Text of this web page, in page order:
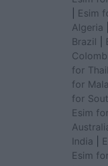
Esim
Algeria
Brazil
for
for
for
Esim
India
Esim